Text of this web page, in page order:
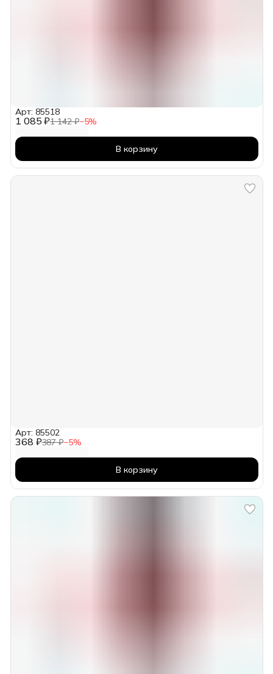
1 085 ₽1 142 ₽−5%
Арт: 85518
В корзину
368 ₽387 ₽−5%
Арт: 85502
В корзину